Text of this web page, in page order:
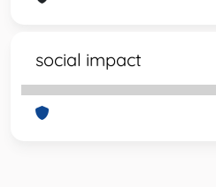
social impact